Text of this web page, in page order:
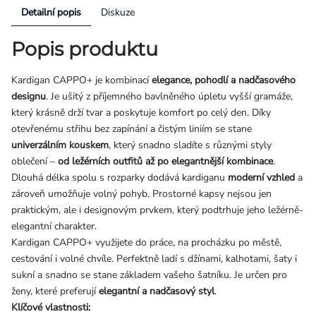
Detailní popis Diskuze
Popis produktu
Kardigan CAPPO+ je kombinacíelegance, pohodlí a nadčasového
designu. Je ušitý z příjemného bavlněného úpletu vyšší gramáže,
který krásně drží tvar a poskytuje komfort po celý den. Díky
otevřenému střihu bez zapínání a čistým liniím se stane
univerzálním kouskem, který snadno sladíte s různými styly
oblečení – od ležérních outfitů až po elegantnější kombinace.
Dlouhá délka spolu s rozparky dodává kardiganu moderní vzhled a
zároveň umožňuje volný pohyb. Prostorné kapsy nejsou jen
praktickým, ale i designovým prvkem, který podtrhuje jeho ležérně-
elegantní charakter.
Kardigan CAPPO+ využijete do práce, na procházku po městě,
cestování i volné chvíle. Perfektně ladí s džínami, kalhotami, šaty i
sukní a snadno se stane základem vašeho šatníku. Je určen pro
ženy, které preferujíelegantní a nadčasový styl.
Klíčové vlastnosti: